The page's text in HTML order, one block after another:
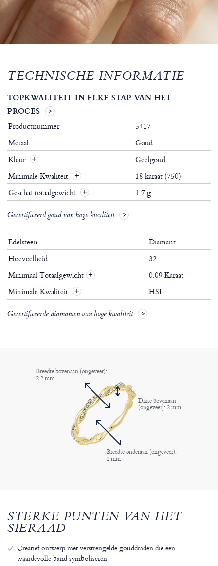
TECHNISCHE INFORMATIE
TOPKWALITEIT IN ELKE STAP VAN HET
PROCES
Productnummer
5417
Metaal
Goud
Kleur
Geelgoud
Minimale Kwaliteit
18 karaat (750)
Geschat totaalgewicht
1.7 g.
Gecertificeerd goud van hoge kwaliteit
Edelsteen
Diamant
Hoeveelheid
32
Minimaal Totaalgewicht +
0.09 Karaat
Minimale Kwaliteit
+ HSI
Gecertificeerde diamanten van hoge kwaliteit
Breedte bovenaan (ongeveer):
2.2 mm
Dikte bovenaan
(ongeveer): 2 mm
Breedte onderaan (ongeveer):
2 mm
STERKE PUNTEN VAN HET
SIERAAD
Creatief ontwerp met verstrengelde gouddraden die een
waardevolle band symboliseren